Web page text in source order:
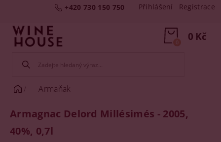
+420 730 150 750 Přihlášení Registrace
0 Kč
0
Armaňak
Armagnac Delord Millésimés - 2005,
40%, 0,7l